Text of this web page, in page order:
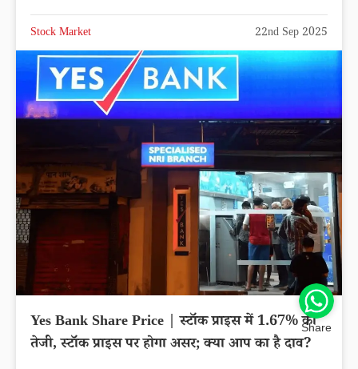
Stock Market 22nd Sep 2025
Yes Bank Share Price | स्टॉक प्राइस में 1.67% की
तेजी, स्टॉक प्राइस पर होगा असर; क्या आप का है दाव?
Share